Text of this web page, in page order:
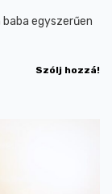
egyszerűen
Szólj hozzá!